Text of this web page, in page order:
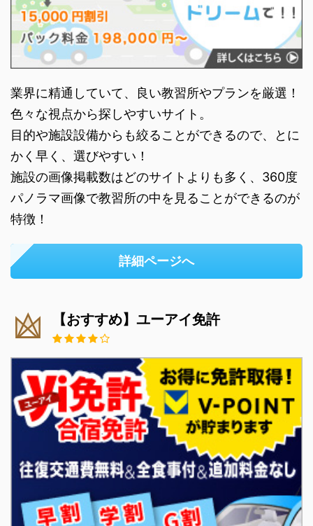
業界に精通していて、良い教習所やプランを厳選！
色々な視点から探しやすいサイト。
目的や施設設備からも絞ることができるので、とに
かく早く、選びやすい！
施設の画像掲載数はどのサイトよりも多く、360度
パノラマ画像で教習所の中を見ることができるのが
特徴！
詳細ページへ
【おすすめ】ユーアイ免許